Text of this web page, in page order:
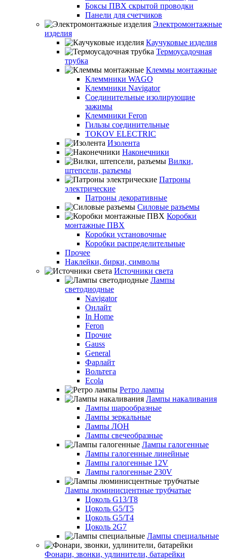
Боксы ПВХ скрытой проводки
Панели для счетчиков
Электромонтажные
изделия
Каучуковые изделия
Термоусадочная
трубка
Клеммы монтажные
Клеммники WAGO
Клеммники Navigator
Соединительные изолирующие
зажимы
Клеммники Feron
Гильзы соединительные
TOKOV ELECTRIC
Изолента
Наконечники
Вилки,
штепсели, разъемы
Патроны
электрические
Патроны декоративные
Силовые разъемы
Коробки
монтажные ПВХ
Коробки установочные
Коробки распределительные
Прочее
Наклейки, бирки, символы
Источники света
Лампы
светодиодные
Navigator
Онлайт
In Home
Feron
Прочие
Gauss
General
Фарлайт
Вольтега
Ecola
Ретро лампы
Лампы накаливания
Лампы шарообразные
Лампы зеркальные
Лампы ЛОН
Лампы свечеобразные
Лампы галогенные
Лампы галогенные линейные
Лампы галогенные 12V
Лампы галогенные 230V
Лампы люминисцентные трубчатые
Цоколь G13/T8
Цоколь G5/Т5
Цоколь G5/T4
Цоколь 2G7
Лампы специальные
Фонари, звонки, удлинители, батарейки